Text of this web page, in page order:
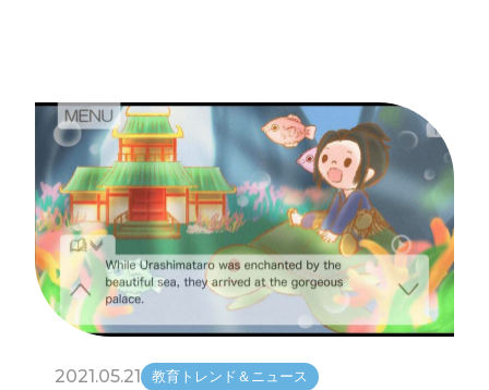
2021.05.21 教育トレンド＆ニュース